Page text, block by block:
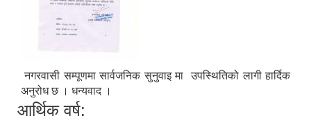
नगरवासी सम्पूणमा सार्वजनिक सुनुवाइ मा उपस्थितिको लागी हार्दिक
अनुरोध छ । धन्यवाद ।
आर्थिक वर्ष: